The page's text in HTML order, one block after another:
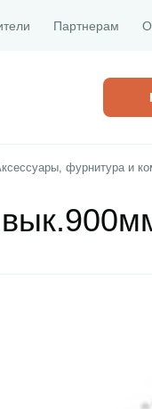
Партнерам О
фурнитура и